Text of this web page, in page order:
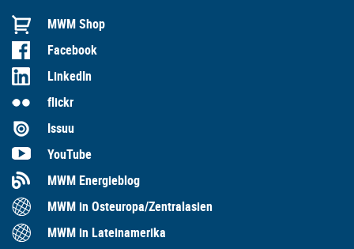
MWM Shop
Facebook
LinkedIn
flickr
Issuu
YouTube
MWM Energieblog
MWM in Osteuropa/Zentralasien
MWM in Lateinamerika